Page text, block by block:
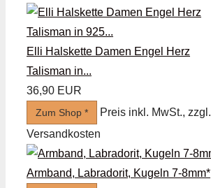
Elli Halskette Damen Engel Herz
Talisman in...
36,90 EUR
Zum Shop *
Preis inkl. MwSt., zzgl.
Versandkosten
Armband, Labradorit, Kugeln 7-8mm*